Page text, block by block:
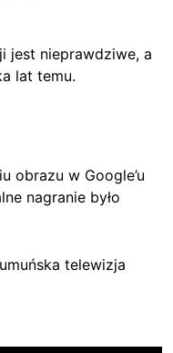
jest nieprawdziwe, a
lat temu.
obrazu w Google’u
nagranie było
telewizja